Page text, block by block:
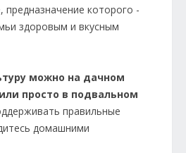
предназначение которого -
здоровым и вкусным
можно на дачном
просто в подвальном
правильные
домашними